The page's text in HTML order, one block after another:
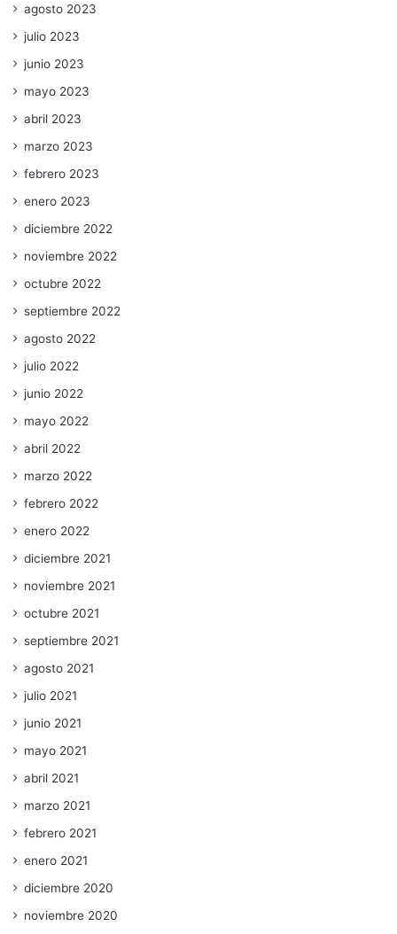
agosto 2023
julio 2023
junio 2023
mayo 2023
abril 2023
marzo 2023
febrero 2023
enero 2023
diciembre 2022
noviembre 2022
octubre 2022
septiembre 2022
agosto 2022
julio 2022
junio 2022
mayo 2022
abril 2022
marzo 2022
febrero 2022
enero 2022
diciembre 2021
noviembre 2021
octubre 2021
septiembre 2021
agosto 2021
julio 2021
junio 2021
mayo 2021
abril 2021
marzo 2021
febrero 2021
enero 2021
diciembre 2020
noviembre 2020